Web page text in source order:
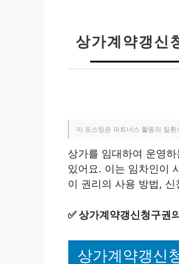
상가계약갱신
이 포스팅은 파트너스 활동의 일
상가를 임대하여 운영
있어요. 이는 임차인이
이 권리의 사용 방법,
✅상가계약갱신청구권
상가계약갱신